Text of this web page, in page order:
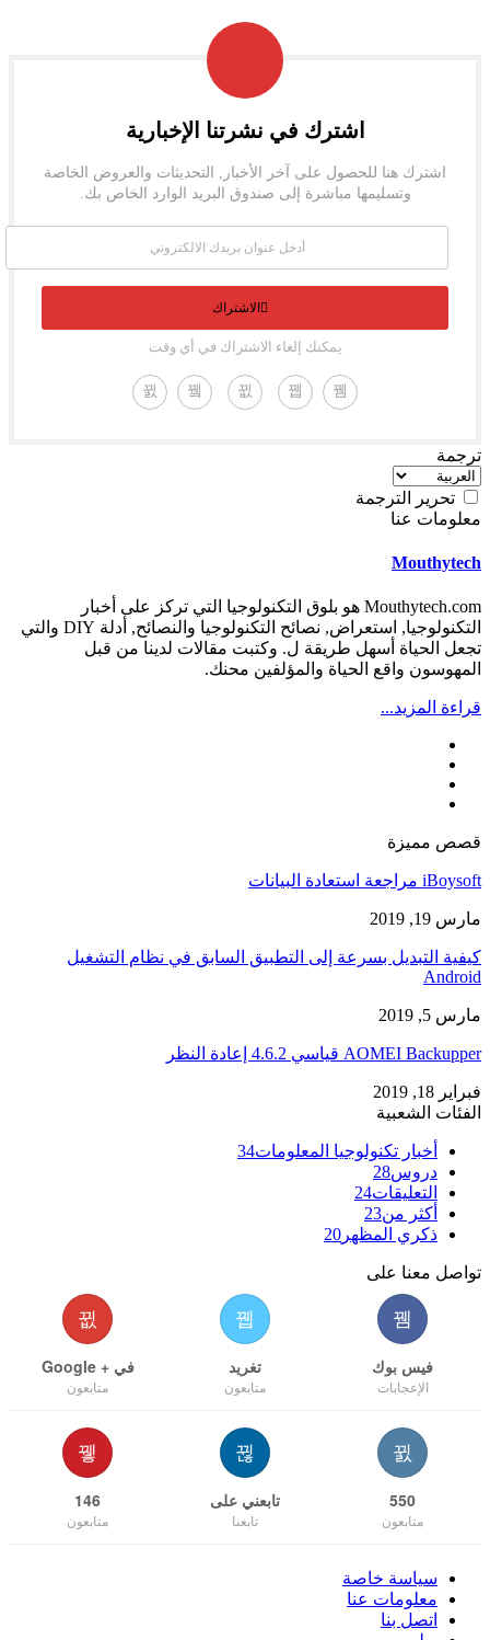
اشترك في نشرتنا الإخبارية
اشترك هنا للحصول على آخر الأخبار, التحديثات والعروض الخاصة
وتسليمها مباشرة إلى صندوق البريد الوارد الخاص بك.
الاشتراك
يمكنك إلغاء الاشتراك في أي وقت
ترجمة
تحرير الترجمة
معلومات عنا
Mouthytech
Mouthytech.com هو بلوق التكنولوجيا التي تركز على أخبار
التكنولوجيا, استعراض, نصائح التكنولوجيا والنصائح, أدلة DIY والتي
تجعل الحياة أسهل طريقة ل. وكتبت مقالات لدينا من قبل
المهوسون واقع الحياة والمؤلفين محنك.
قراءة المزيد...
قصص مميزة
iBoysoft مراجعة استعادة البيانات
مارس 19, 2019
كيفية التبديل بسرعة إلى التطبيق السابق في نظام التشغيل
Android
مارس 5, 2019
AOMEI Backupper قياسي 4.6.2 إعادة النظر
فبراير 18, 2019
الفئات الشعبية
أخبار تكنولوجيا المعلومات34
دروس28
التعليقات24
أكثر من23
ذكري المظهر 20
تواصل معنا على
فيس بوك
الإعجابات
تغريد
متابعون
في + Google
متابعون
550
متابعون
تابعني على
تابعنا
146
متابعون
سياسة خاصة
معلومات عنا
اتصل بنا